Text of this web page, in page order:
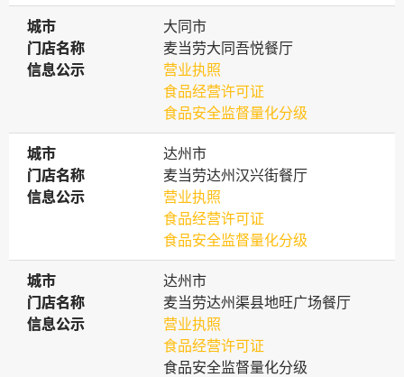
城市
城市
大同市
门店名称
门店名称
麦当劳大同吾悦餐厅
信息公示
信息公示
营业执照
食品经营许可证
食品安全监督量化分级
城市
城市
达州市
门店名称
门店名称
麦当劳达州汉兴街餐厅
信息公示
信息公示
营业执照
食品经营许可证
食品安全监督量化分级
城市
城市
达州市
门店名称
门店名称
麦当劳达州渠县地旺广场餐厅
信息公示
信息公示
营业执照
食品经营许可证
食品安全监督量化分级